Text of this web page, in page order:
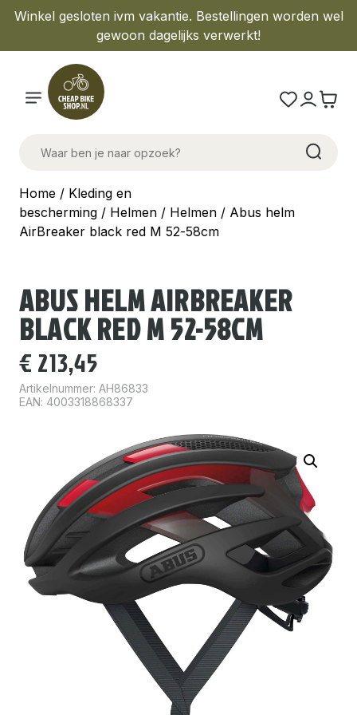
Winkel gesloten ivm vakantie. Bestellingen worden wel
gewoon dagelijks verwerkt!
Home / Kleding en
bescherming / Helmen / Helmen / Abus helm
AirBreaker black red M 52-58cm
ABUS HELM AIRBREAKER
BLACK RED M 52-58CM
€ 213,45
Artikelnummer: AH86833
EAN: 4003318868337